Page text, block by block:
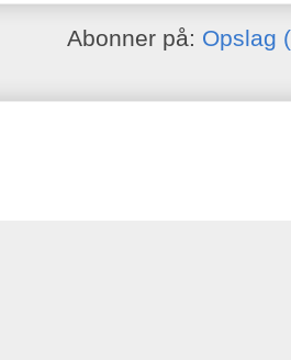
Abonner på: Opslag